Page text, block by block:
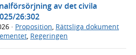
av det civila
26:302
· Proposition, Rättsliga dokument
, Regeringen